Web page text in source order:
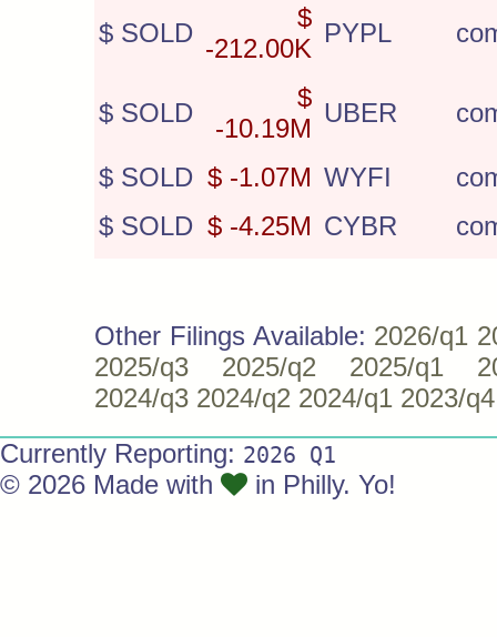
$ SOLD
$
-212.00K
PYPL
$ SOLD
$
-10.19M
UBER
$ SOLD $ -1.07M WYFI
$ SOLD $ -4.25M CYBR
Other Filings Available: 2026/q1
2025/q3
2025/q2 2025/q1
2024/q3 2024/q2 2024/q1 2023/q4
Currently Reporting: 2026 Q1
© 2026 Made with in Philly. Yo!